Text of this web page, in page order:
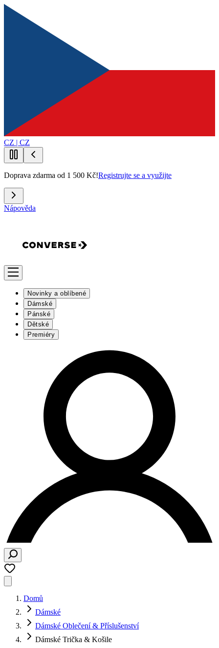
CZ | CZ
Doprava zdarma od 1 500 Kč!Registrujte se a využijte
Nápověda
Novinky a oblíbené
Dámské
Pánské
Dětské
Premiéry
Domů
Dámské
Dámské Oblečení & Příslušenství
Dámské Trička & Košile